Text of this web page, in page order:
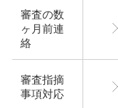
審査の数
ヶ月前連
絡
審査指摘
事項対応